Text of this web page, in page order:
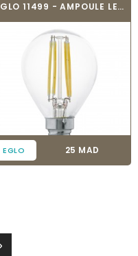
EGLO 11499 - AMPOULE LED - LED_E14
EGLO Prix
25 MAD